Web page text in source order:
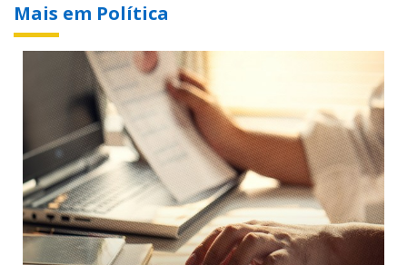
Mais em Política